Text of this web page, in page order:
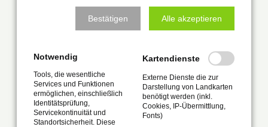
Bestätigen Alle akzeptieren
Notwendig
Tools, die wesentliche
Services und Funktionen
ermöglichen, einschließlich
Identitätsprüfung,
Servicekontinuität und
Standortsicherheit. Diese
Kartendienste
Externe Dienste die zur
Darstellung von Landkarten
benötigt werden (inkl.
Cookies, IP-Übermittlung,
Fonts)